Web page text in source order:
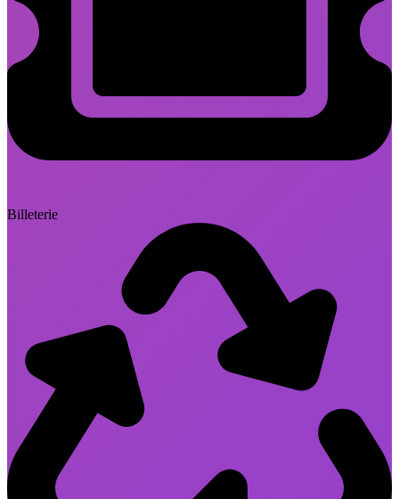
Billeterie